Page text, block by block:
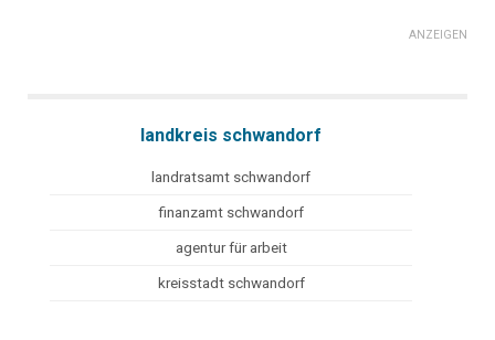
ANZEIGEN
landkreis schwandorf
landratsamt schwandorf
finanzamt schwandorf
agentur für arbeit
kreisstadt schwandorf